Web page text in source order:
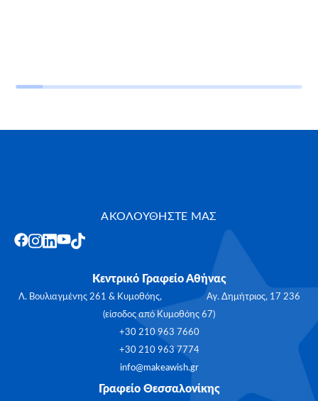
ΑΚΟΛΟΥΘΗΣΤΕ ΜΑΣ
Κεντρικό Γραφείο Αθήνας
Λ. Βουλιαγμένης 261 & Κυμοθόης, Αγ. Δημήτριος, 17 236
(είσοδος από Κυμοθόης 67)
+30 210 963 7660
+30 210 963 7774
info@makeawish.gr
Γραφείο Θεσσαλονίκης